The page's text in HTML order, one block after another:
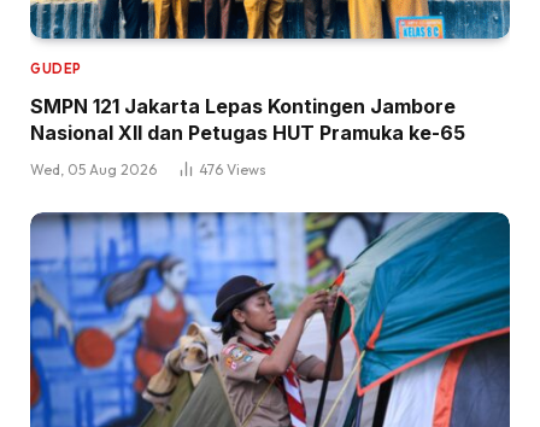
GUDEP
SMPN 121 Jakarta Lepas Kontingen Jambore
Nasional XII dan Petugas HUT Pramuka ke-65
Wed, 05 Aug 2026 476 Views